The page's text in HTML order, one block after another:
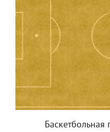
Баскетбольная